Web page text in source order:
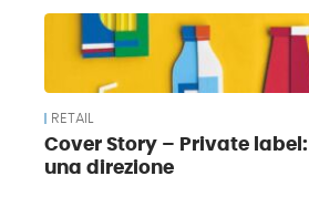
RETAIL
Cover Story – Private
una direzione